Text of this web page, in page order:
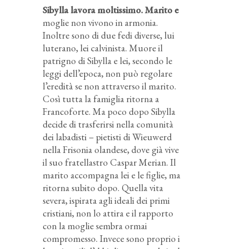
Sibylla lavora moltissimo. Marito e
moglie non vivono in armonia.
Inoltre sono di due fedi diverse, lui
luterano, lei calvinista. Muore il
patrigno di Sibylla e lei, secondo le
leggi dell’epoca, non può regolare
l’eredità se non attraverso il marito.
Così tutta la famiglia ritorna a
Francoforte. Ma poco dopo Sibylla
decide di trasferirsi nella comunità
dei labadisti – pietisti di Wieuwerd
nella Frisonia olandese, dove già vive
il suo fratellastro Caspar Merian. Il
marito accompagna lei e le figlie, ma
ritorna subito dopo. Quella vita
severa, ispirata agli ideali dei primi
cristiani, non lo attira e il rapporto
con la moglie sembra ormai
compromesso. Invece sono proprio i